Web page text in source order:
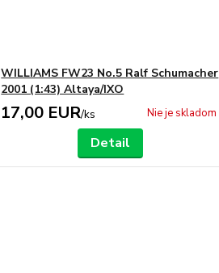
WILLIAMS FW23 No.5 Ralf Schumacher
2001 (1:43) Altaya/IXO
17,00 EUR/ks Nie je skladom
Detail